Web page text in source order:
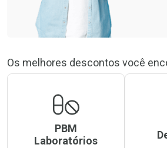
Os melhores descontos você
PBM
Laboratórios